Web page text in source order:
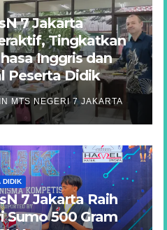
7 Jakarta
Tingkatkan
Inggris dan
Peserta Didik
MTS NEGERI 7 JAKARTA
DIDIK
7 Jakarta Raih
Sumo 500 Gram